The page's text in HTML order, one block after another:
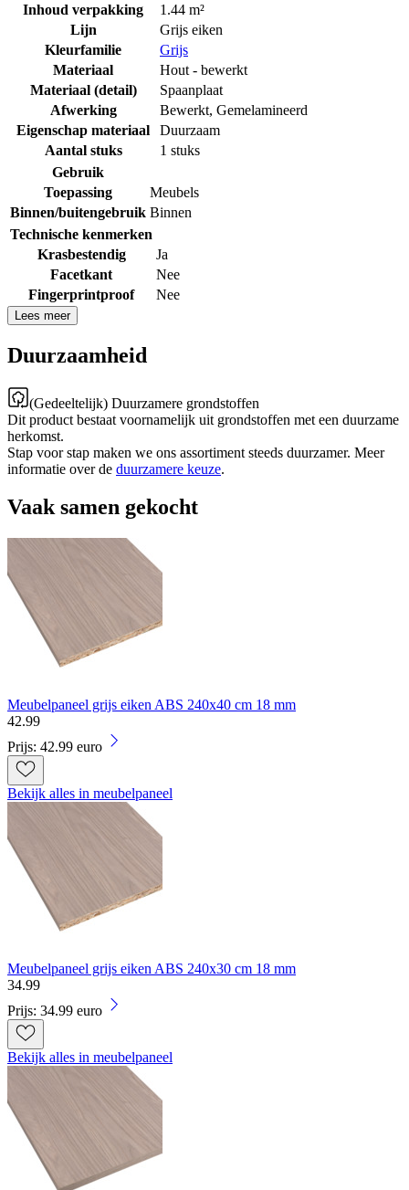
Inhoud verpakking
1.44 m²
Lijn
Grijs eiken
Kleurfamilie
Grijs
Materiaal
Hout - bewerkt
Materiaal (detail)
Spaanplaat
Afwerking
Bewerkt, Gemelamineerd
Eigenschap materiaal
Duurzaam
Aantal stuks
1 stuks
Gebruik
Toepassing
Meubels
Binnen/buitengebruik Binnen
Technische kenmerken
Krasbestendig
Ja
Facetkant
Nee
Fingerprintproof
Nee
Lees meer
Duurzaamheid
(Gedeeltelijk) Duurzamere grondstoffen
Dit product bestaat voornamelijk uit grondstoffen met een duurzame
herkomst.
Stap voor stap maken we ons assortiment steeds duurzamer. Meer
informatie over de duurzamere keuze.
Vaak samen gekocht
Meubelpaneel grijs eiken ABS 240x40 cm 18 mm
42.99
Prijs: 42.99 euro
Bekijk alles in meubelpaneel
Meubelpaneel grijs eiken ABS 240x30 cm 18 mm
34.99
Prijs: 34.99 euro
Bekijk alles in meubelpaneel